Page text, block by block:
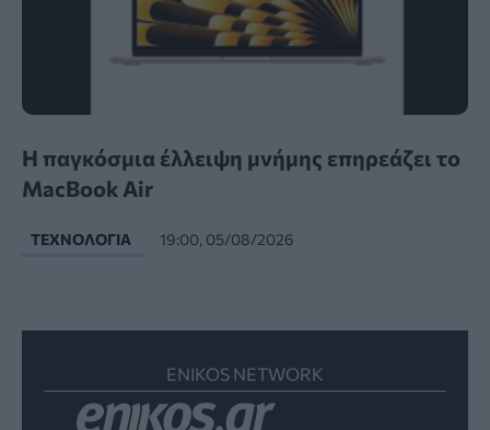
Η παγκόσμια έλλειψη μνήμης επηρεάζει το
MacBook Air
ΤΕΧΝΟΛΟΓΊΑ 19:00, 05/08/2026
ENIKOS NETWORK